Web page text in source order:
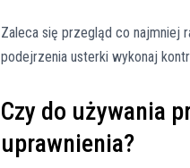
Zaleca się przegląd co najmniej
podejrzenia usterki wykonaj
Czy do używania
uprawnienia?